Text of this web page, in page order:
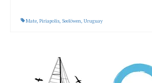
Mate, Piriapolis, Seelöwen, Uruguay